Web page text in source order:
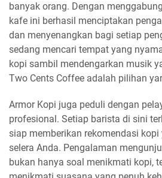
banyak orang. Dengan
kafe ini berhasil menciptakan
dan menyenangkan bagi setiap
sedang mencari tempat yang
kopi sambil mendengarkan musik
Two Cents Coffee adalah pilihan
Armor Kopi juga peduli dengan
profesional. Setiap barista di sini
siap memberikan rekomendasi
selera Anda. Pengalaman
bukan hanya soal menikmati kopi,